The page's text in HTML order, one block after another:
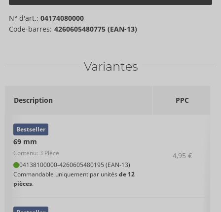
N° d'art.: 04174080000
Code-barres: 4260605480775 (EAN-13)
Variantes
Description PPC
69 mm
Contenu: 3 Pièce
04138100000-4260605480195 (EAN-13)
Commandable uniquement par unités de 12
pièces.
Bestseller
4,95 €